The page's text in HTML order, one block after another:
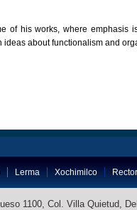
of his works, where emphasis
about functionalism and
Lerma Xochimilco
1100, Col. Villa Quietud,